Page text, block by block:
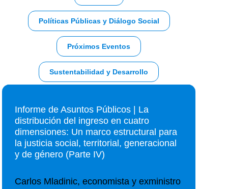
Políticas Públicas y Diálogo Social
Próximos Eventos
Sustentabilidad y Desarrollo
Informe de Asuntos Públicos | La
distribución del ingreso en cuatro
dimensiones: Un marco estructural para
la justicia social, territorial, generacional
y de género (Parte IV)
Carlos Mladinic, economista y exministro